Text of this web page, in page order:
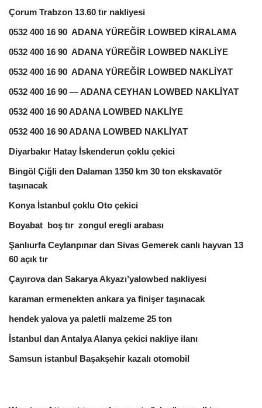
Çorum Trabzon 13.60 tır nakliyesi
0532 400 16 90 ADANA YÜREĞİR LOWBED KİRALAMA
0532 400 16 90 ADANA YÜREĞİR LOWBED NAKLİYE
0532 400 16 90 ADANA YÜREĞİR LOWBED NAKLİYAT
0532 400 16 90 — ADANA CEYHAN LOWBED NAKLİYAT
0532 400 16 90 ADANA LOWBED NAKLİYE
0532 400 16 90 ADANA LOWBED NAKLİYAT
Diyarbakır Hatay İskenderun çoklu çekici
Bingöl Çiğli den Dalaman 1350 km 30 ton ekskavatör
taşınacak
Konya İstanbul çoklu Oto çekici
Boyabat boş tır zongul eregli arabası
Şanlıurfa Ceylanpınar dan Sivas Gemerek canlı hayvan 13
60 açık tır
Çayırova dan Sakarya Akyazı’yalowbed nakliyesi
karaman ermenekten ankara ya finişer taşınacak
hendek yalova ya paletli malzeme 25 ton
İstanbul dan Antalya Alanya çekici nakliye ilanı
Samsun istanbul Başakşehir kazalı otomobil